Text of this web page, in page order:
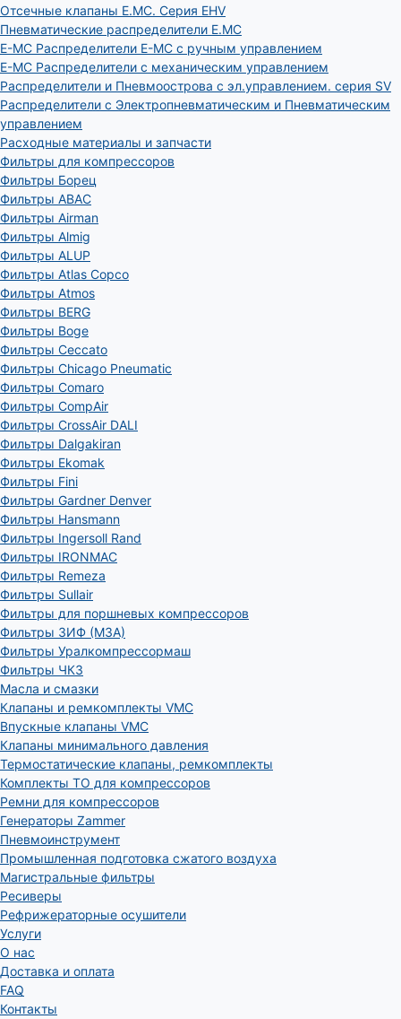
Отсечные клапаны E.MC. Серия EHV
Пневматические распределители E.MC
E-MC Распределители E-MC с ручным управлением
E-MC Распределители с механическим управлением
Распределители и Пневмоострова с эл.управлением. серия SV
Распределители с Электропневматическим и Пневматическим
управлением
Расходные материалы и запчасти
Фильтры для компрессоров
Фильтры Борец
Фильтры ABAC
Фильтры Airman
Фильтры Almig
Фильтры ALUP
Фильтры Atlas Copco
Фильтры Atmos
Фильтры BERG
Фильтры Boge
Фильтры Ceccato
Фильтры Chicago Pneumatic
Фильтры Comaro
Фильтры CompAir
Фильтры CrossAir DALI
Фильтры Dalgakiran
Фильтры Ekomak
Фильтры Fini
Фильтры Gardner Denver
Фильтры Hansmann
Фильтры Ingersoll Rand
Фильтры IRONMAC
Фильтры Remeza
Фильтры Sullair
Фильтры для поршневых компрессоров
Фильтры ЗИФ (МЗА)
Фильтры Уралкомпрессормаш
Фильтры ЧКЗ
Масла и смазки
Клапаны и ремкомплекты VMC
Впускные клапаны VMC
Клапаны минимального давления
Термостатические клапаны, ремкомплекты
Комплекты ТО для компрессоров
Ремни для компрессоров
Генераторы Zammer
Пневмоинструмент
Промышленная подготовка сжатого воздуха
Магистральные фильтры
Ресиверы
Рефрижераторные осушители
Услуги
О нас
Доставка и оплата
FAQ
Контакты